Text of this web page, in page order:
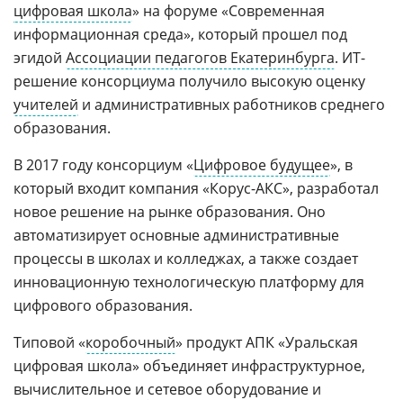
цифровая школа» на форуме «Современная
информационная среда», который прошел под
эгидой Ассоциации педагогов Екатеринбурга. ИТ-
решение консорциума получило высокую оценку
учителей и административных работников среднего
образования.
В 2017 году консорциум «Цифровое будущее», в
который входит компания «Корус-АКС», разработал
новое решение на рынке образования. Оно
автоматизирует основные административные
процессы в школах и колледжах, а также создает
инновационную технологическую платформу для
цифрового образования.
Типовой «коробочный» продукт АПК «Уральская
цифровая школа» объединяет инфраструктурное,
вычислительное и сетевое оборудование и